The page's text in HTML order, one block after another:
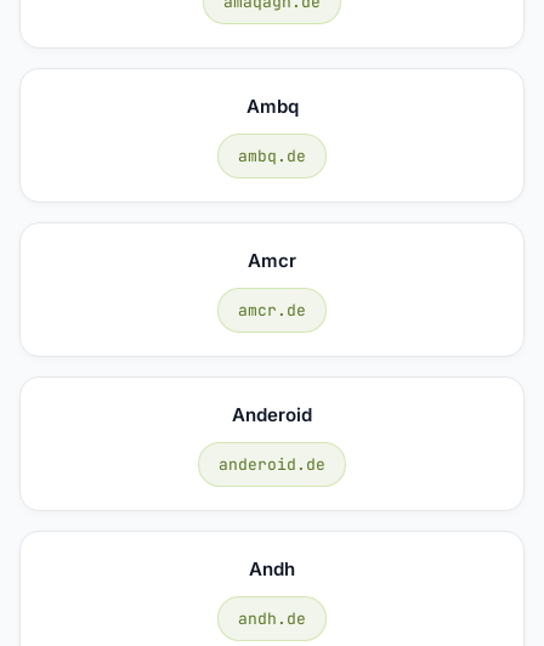
Ambq
ambq.de
Amcr
amcr.de
Anderoid
anderoid.de
Andh
andh.de